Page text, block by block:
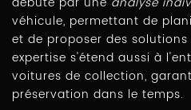
véhicule, permettant de
et de proposer des
expertise s'étend aussi à
voitures de collection,
préservation dans le temps.